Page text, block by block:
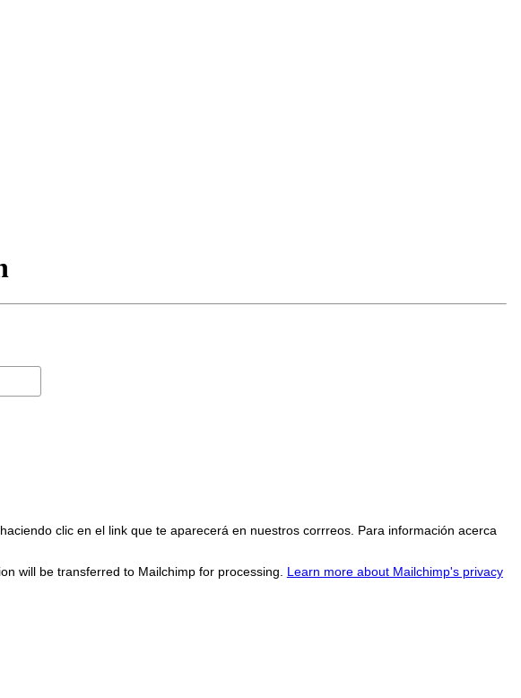
clic en el link que te aparecerá en nuestros corrreos. Para información acerca
will be transferred to Mailchimp for processing. Learn more about Mailchimp's privacy